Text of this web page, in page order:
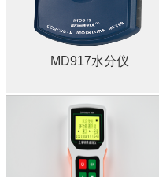
MD917水​分仪